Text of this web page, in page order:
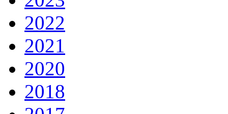
2022
2021
2020
2018